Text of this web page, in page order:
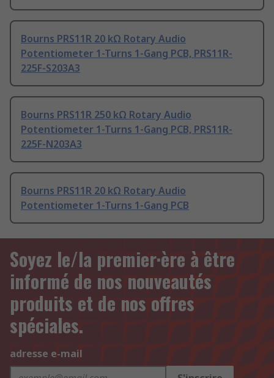
Bourns PRS11R 20 kΩ Rotary Audio
Potentiometer 1-Turns 1-Gang PCB, PRS11R-
225F-S203A3
Bourns PRS11R 250 kΩ Rotary Audio
Potentiometer 1-Turns 1-Gang PCB, PRS11R-
225F-N203A3
Bourns PRS11R 20 kΩ Rotary Audio
Potentiometer 1-Turns 1-Gang PCB
Soyez le/la premier·ère à être
informé de nos nouveautés
produits et de nos offres
spéciales.
adresse e-mail